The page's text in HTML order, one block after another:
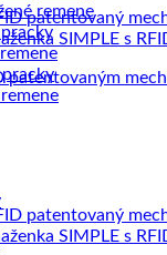
remene
patentovaným